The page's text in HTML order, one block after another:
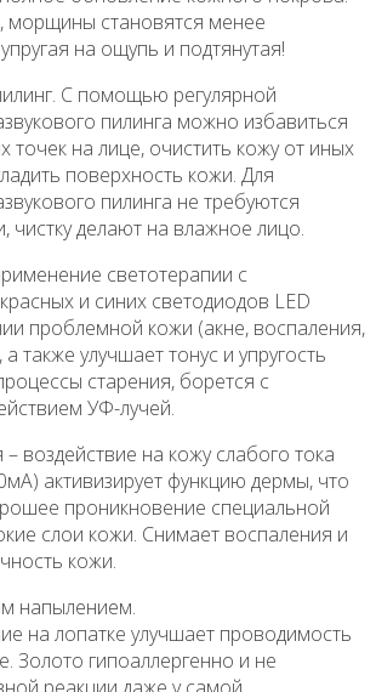
морщины становятся менее
на ощупь и подтянутая!
С помощью регулярной
пилинга можно избавиться
точек на лице, очистить кожу от иных
поверхность кожи. Для
пилинга не требуются
чистку делают на влажное лицо.
светотерапии с
и синих светодиодов LED
проблемной кожи (акне, воспаления,
также улучшает тонус и упругость
старения, борется с
УФ-лучей.
воздействие на кожу слабого тока
активизирует функцию дермы, что
проникновение специальной
слои кожи. Cнимает воспаления и
кожи.
напылением.
на лопатке улучшает проводимость
Золото гипоаллергенно и не